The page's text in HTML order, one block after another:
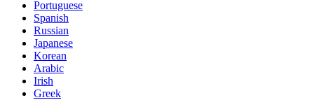
Portuguese
Spanish
Russian
Japanese
Korean
Arabic
Irish
Greek